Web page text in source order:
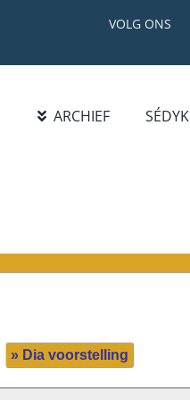
VOLG ONS
GRAFZERK
ALLLES
ARCHIEF SÉDYK
» Dia voorstelling